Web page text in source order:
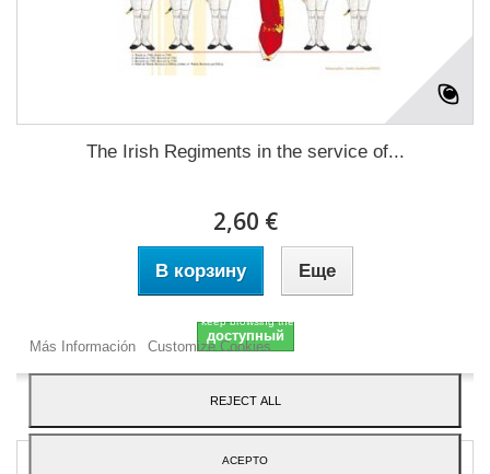
The Irish Regiments in the service of...
2,60 €
В корзину Еще
доступный
Добавить в избранное
you are accepting their use if you keep browsing the website.
Más Información Customize Cookies
REJECT ALL
ACEPTO